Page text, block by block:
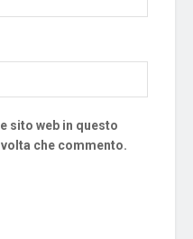
sito web in questo
che commento.